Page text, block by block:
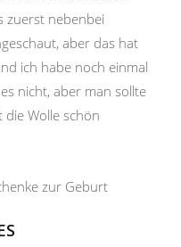
zuerst nebenbei
aber das hat
ich habe noch einmal
nicht, aber man sollte
die Wolle schön